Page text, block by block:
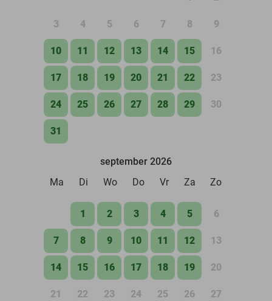
3 4 5 6 7 8 9
10 11 12 13 14 15 16
17 18 19 20 21 22 23
24 25 26 27 28 29 30
31
september 2026
Ma
Di Wo Do Vr Za Zo
1 2 3 4 5 6
7 8 9 10 11 12 13
14 15 16 17 18 19 20
21 22 23 24 25 26 27